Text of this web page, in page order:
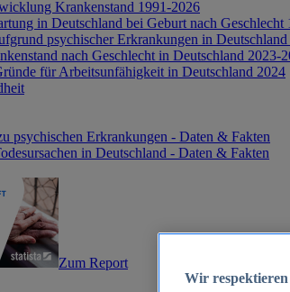
Krankenstand 1991-2026
in Deutschland bei Geburt nach Geschlecht
psychischer Erkrankungen in
nach Geschlecht in Deutschland 2023-
für Arbeitsunfähigkeit in Deutschland 2024
psychischen Erkrankungen - Daten & Fakten
in Deutschland - Daten & Fakten
Zum Report
Wir